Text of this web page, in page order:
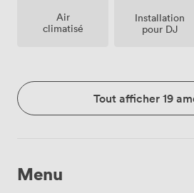
Air
climatisé
Installation
pour DJ
Tout afficher 19
Menu